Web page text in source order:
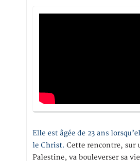
Elle est âgée de 23 ans
le Christ. Cette rencontre, sur
Palestine, va bouleverser sa